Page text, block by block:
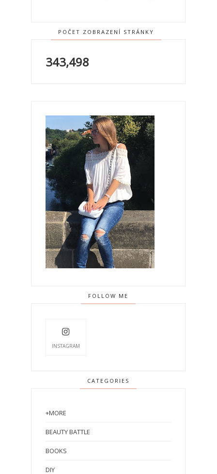
POČET ZOBRAZENÍ STRÁNKY
343,498
FOLLOW ME
INSTAGRAM
CATEGORIES
+MORE
BEAUTY BATTLE
BOOKS
DIY